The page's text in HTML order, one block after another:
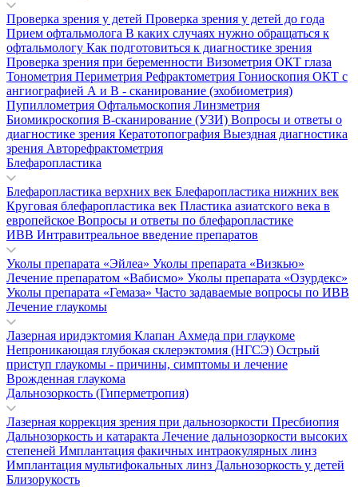
Проверка зрения у детей Проверка зрения у детей до года
Прием офтальмолога В каких случаях нужно обращаться к
офтальмологу Как подготовиться к диагностике зрения
Проверка зрения при беременности Визометрия ОКТ глаза
Тонометрия Периметрия Рефрактометрия Гониоскопия ОКТ с
ангиографией А и В - сканирование (эхобиометрия)
Пупиллометрия Офтальмоскопия Линзметрия
Биомикроскопия В-сканирование (УЗИ) Вопросы и ответы о
диагностике зрения Кератотопография Выездная диагностика
зрения Авторефрактометрия
Блефаропластика
Блефаропластика верхних век Блефаропластика нижних век
Круговая блефаропластика век Пластика азиатского века в
европейское Вопросы и ответы по блефаропластике
ИВВ Интравитреальное введение препаратов
Уколы препарата «Эйлеа» Уколы препарата «Визкью»
Лечение препаратом «Вабисмо» Уколы препарата «Озурдекс»
Уколы препарата «Гемаза» Часто задаваемые вопросы по ИВВ
Лечение глаукомы
Лазерная иридэктомия Клапан Ахмеда при глаукоме
Непроникающая глубокая склерэктомия (НГСЭ) Острый
приступ глаукомы - причины, симптомы и лечение
Врожденная глаукома
Дальнозоркость (Гиперметропия)
Лазерная коррекция зрения при дальнозоркости Пресбиопия
Дальнозоркость и катаракта Лечение дальнозоркости высоких
степеней Имплантация факичных интраокулярных линз
Имплантация мультифокальных линз Дальнозоркость у детей
Близорукость